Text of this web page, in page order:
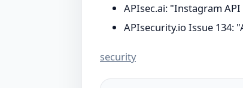
APIsec.ai: "Instagram
APIsecurity.io Issue 134:
security